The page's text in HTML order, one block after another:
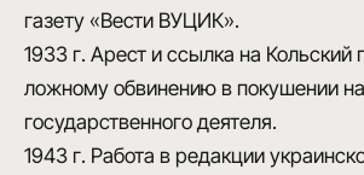
газету «Вести ВУЦИК».
1933 г. Арест и ссылка на Кольский
ложному обвинению в покушении на
государственного деятеля.
1943 г. Работа в редакции